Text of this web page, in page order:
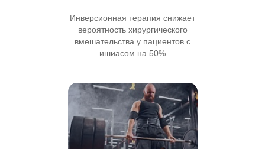
Инверсионная терапия снижает
вероятность хирургического
вмешательства у пациентов с
ишиасом на 50%